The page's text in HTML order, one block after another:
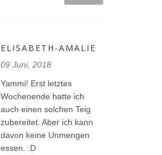
ELISABETH-AMALIE
09 Juni, 2018
Yammi! Erst letztes
Wochenende hatte ich
auch einen solchen Teig
zubereitet. Aber ich kann
davon keine Unmengen
essen. :D